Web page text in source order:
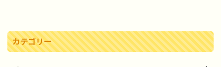
カテゴリー